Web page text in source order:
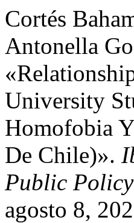
Cortés
Antonella
University
Homofobia
De Chile)».
Public Policy
agosto 8,